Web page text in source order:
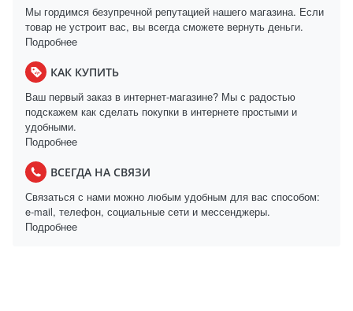
Мы гордимся безупречной репутацией нашего магазина. Если
товар не устроит вас, вы всегда сможете вернуть деньги.
Подробнее
КАК КУПИТЬ
Ваш первый заказ в интернет-магазине? Мы с радостью
подскажем как сделать покупки в интернете простыми и
удобными.
Подробнее
ВСЕГДА НА СВЯЗИ
Связаться с нами можно любым удобным для вас способом:
e-mail, телефон, социальные сети и мессенджеры.
Подробнее